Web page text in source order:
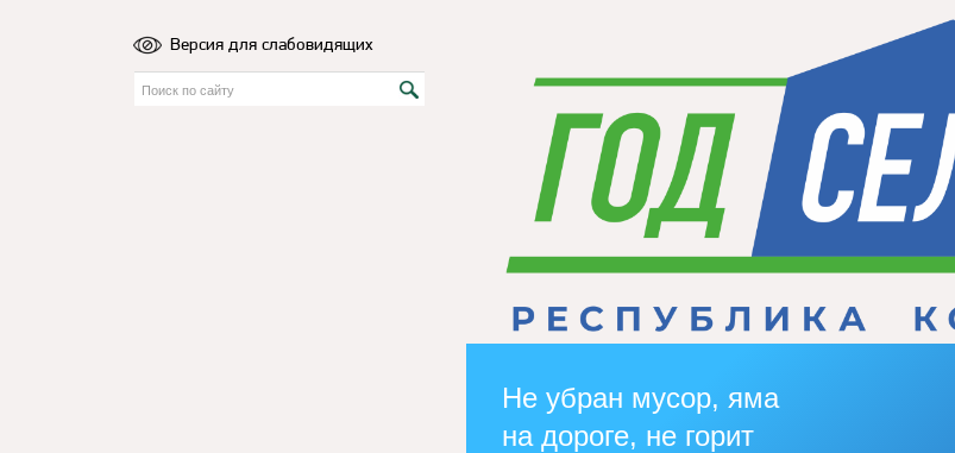
Версия для слабовидящих
Не убран мусор, яма
на дороге, не горит